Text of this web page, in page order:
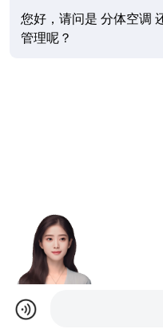
您好，请问是 分体空调
管理呢？